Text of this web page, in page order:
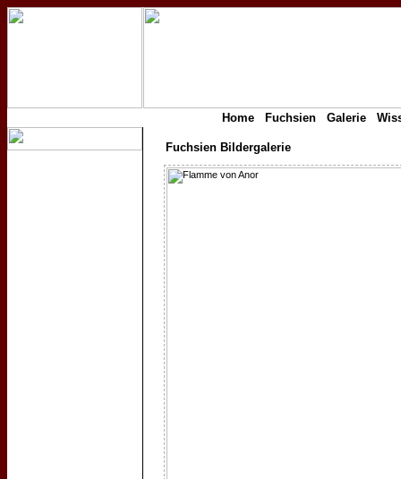
Home Fuchsien Galerie
Fuchsien Bildergalerie